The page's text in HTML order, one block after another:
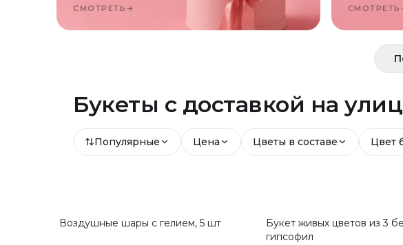
СМОТРЕТЬ → СМОТРЕТЬ
Букеты с доставкой на
Популярные Цена Цветы в составе Цвет
Воздушные шары с гелием, 5 шт
Букет живых цветов из 3
гипсофил